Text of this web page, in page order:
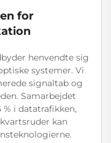
for
henvendte sig
systemer. Vi
signaltab og
Samarbejdet
i datatrafikken,
kan